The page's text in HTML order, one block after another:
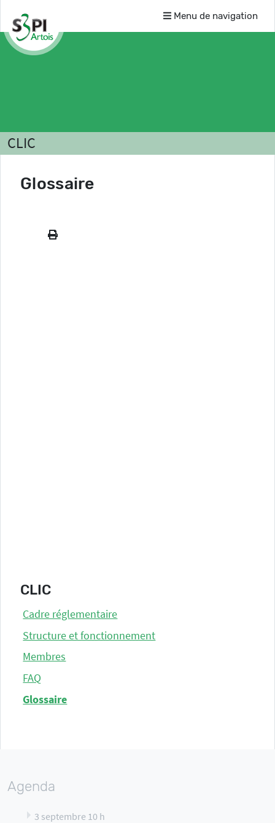
Menu de navigation
CLIC
Glossaire
CLIC
Cadre réglementaire
Structure et fonctionnement
Membres
FAQ
Glossaire
Agenda
3 septembre 10 h